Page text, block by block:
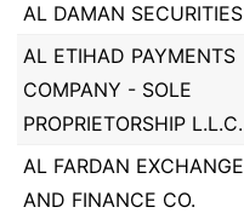
AL DAMAN SECURITIES
AL ETIHAD PAYMENTS
COMPANY - SOLE
PROPRIETORSHIP L.L.C.
AL FARDAN EXCHANGE
AND FINANCE CO.